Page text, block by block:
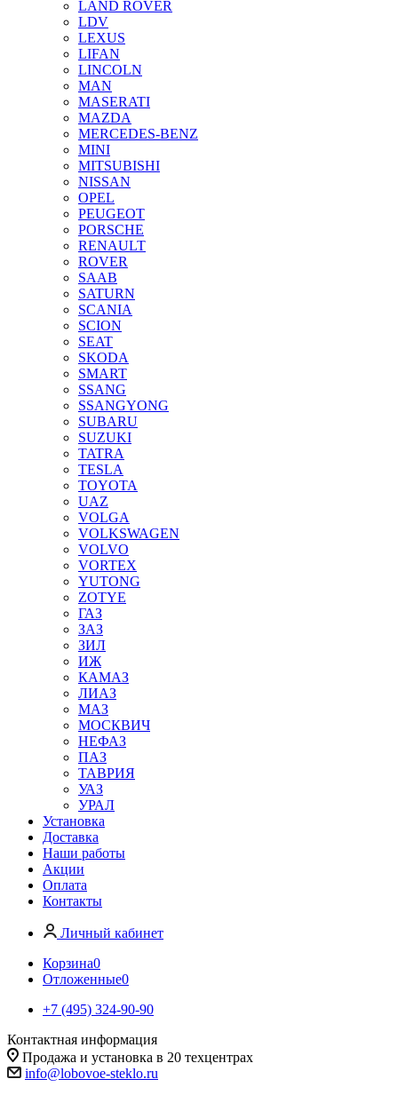
LAND ROVER
LDV
LEXUS
LIFAN
LINCOLN
MAN
MASERATI
MAZDA
MERCEDES-BENZ
MINI
MITSUBISHI
NISSAN
OPEL
PEUGEOT
PORSCHE
RENAULT
ROVER
SAAB
SATURN
SCANIA
SCION
SEAT
SKODA
SMART
SSANG
SSANGYONG
SUBARU
SUZUKI
TATRA
TESLA
TOYOTA
UAZ
VOLGA
VOLKSWAGEN
VOLVO
VORTEX
YUTONG
ZOTYE
ГАЗ
ЗАЗ
ЗИЛ
ИЖ
КАМАЗ
ЛИАЗ
МАЗ
МОСКВИЧ
НЕФАЗ
ПАЗ
ТАВРИЯ
УАЗ
УРАЛ
Установка
Доставка
Наши работы
Акции
Оплата
Контакты
Личный кабинет
Корзина0
Отложенные0
+7 (495) 324-90-90
Контактная информация
Продажа и установка в 20 техцентрах
info@lobovoe-steklo.ru